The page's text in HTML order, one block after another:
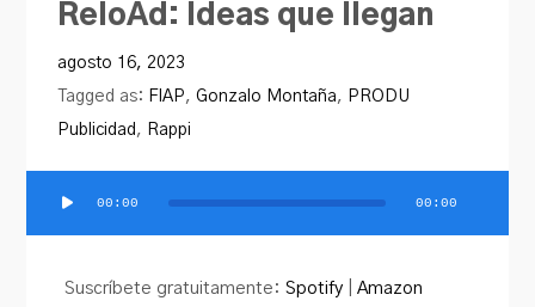
Contacto
PRODU.com
ReloAd: Ideas que llegan
agosto 16, 2023
Tagged as: FIAP,Gonzalo Montaña, PRODU
Publicidad , Rappi
Reproductor
00:00 00:00
Suscríbete gratuitamente:Spotify |Amazon